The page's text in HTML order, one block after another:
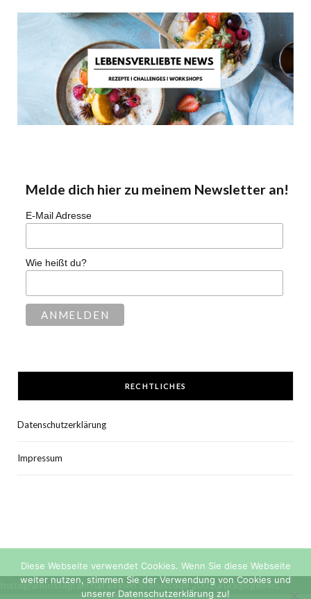
Melde dich hier zu meinem Newsletter an!
E-Mail Adresse
Wie heißt du?
RECHTLICHES
Datenschutzerklärung
Impressum
InstagramInstagram hat keinen Statuscode 200 zurückgegeben.
Diese Webseite verwendet Cookies. Wenn Sie diese Webseite
weiter nutzen, stimmen Sie der Verwendung von Cookies und
unserer Datenschutzerklärung zu!